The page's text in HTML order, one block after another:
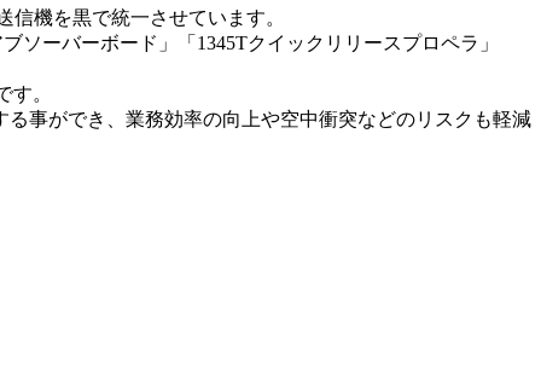
機を黒で統一させています。
ソーバーボード」「1345Tクイックリリースプロペラ」
。
る事ができ、業務効率の向上や空中衝突などのリスクも軽減